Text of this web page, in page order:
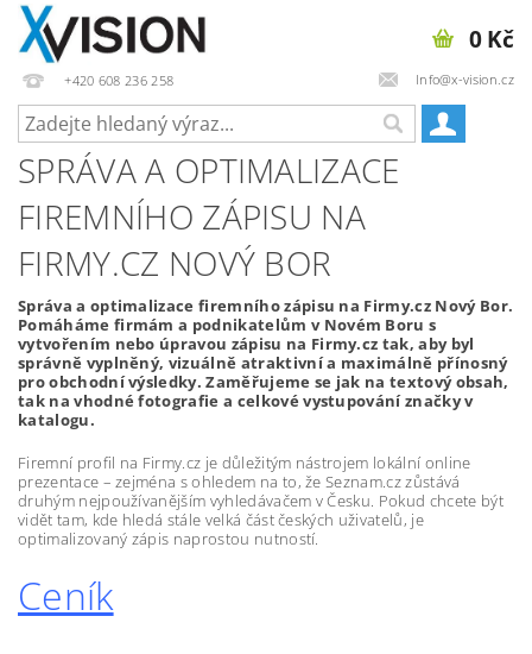
+420 608 236 258 Info@x-vision.cz
0 Kč
SPRÁVA A OPTIMALIZACE
FIREMNÍHO ZÁPISU NA
FIRMY.CZ NOVÝ BOR
Správa a optimalizace firemního zápisu na Firmy.cz Nový Bor.
Pomáháme firmám a podnikatelům v Novém Boru s
vytvořením nebo úpravou zápisu na Firmy.cz tak, aby byl
správně vyplněný, vizuálně atraktivní a maximálně přínosný
pro obchodní výsledky. Zaměřujeme se jak na textový obsah,
tak na vhodné fotografie a celkové vystupování značky v
katalogu.
Firemní profil na Firmy.cz je důležitým nástrojem lokální online
prezentace – zejména s ohledem na to, že Seznam.cz zůstává
druhým nejpoužívanějším vyhledávačem v Česku. Pokud chcete být
vidět tam, kde hledá stále velká část českých uživatelů, je
optimalizovaný zápis naprostou nutností.
Ceník